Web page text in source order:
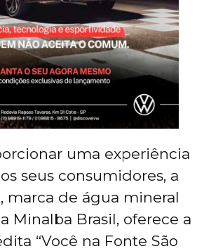
uma experiência
seus consumidores, a
marca de água mineral
Minalba Brasil, oferece a
“Você na Fonte São